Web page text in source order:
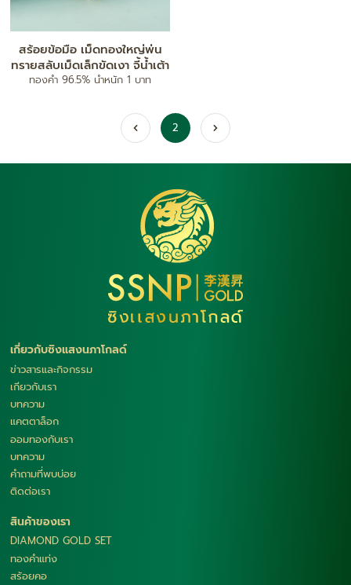
สร้อยข้อมือ เม็ดทองใหญ่พ่น
ทรายสลับเม็ดเล็กขัดเงา จี้น้ำเต้า
ทองคำ 96.5% น้ำหนัก 1 บาท
2
เกี่ยวกับซิงแสงนภาโกลด์
ข่าวสารและกิจกรรม
เกียวกับเรา
บทความ
แคตตาล็อก
ออมทองกับเรา
บทความ
คำถามที่พบบ่อย
ติดต่อเรา
สินค้าของเรา
DIAMOND GOLD SET
ทองคำแท่ง
สร้อยคอ